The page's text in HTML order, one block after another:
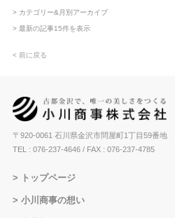
> カテゴリー&月別アーカイブ
> 最新の記事15件を表示
< 前に戻る
〒920-0061 石川県金沢市問屋町1丁目59番地
TEL : 076-237-4646/ FAX : 076-237-4785
トップページ
小川商事の想い